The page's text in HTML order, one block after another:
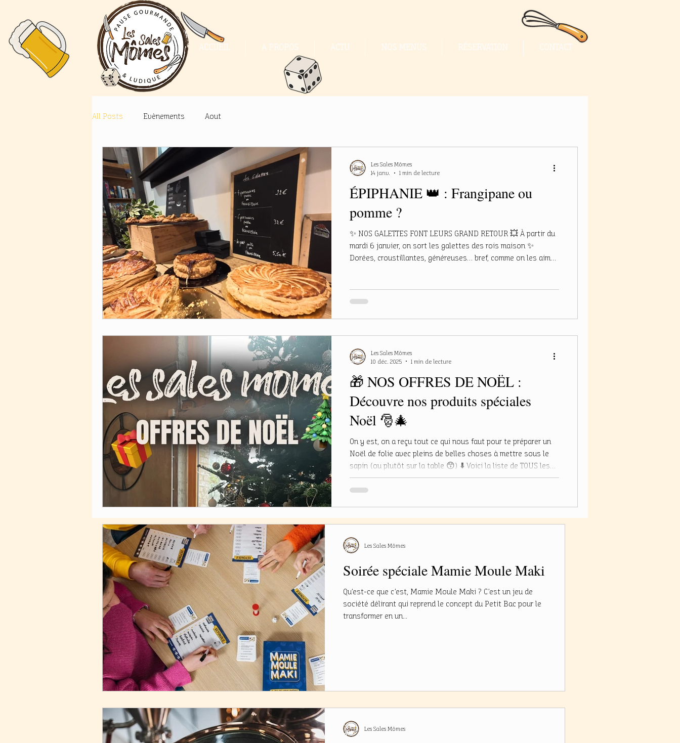
ACCUEIL A PROPOS ACTU NOS MENUS RÉSERVATION CONTACT
All Posts Evènements Aout
ÉPIPHANIE 👑 : Frangipane ou
pomme ?
✨ NOS GALETTES FONT LEURS GRAND RETOUR 💥 À partir du
mardi 6 janvier, on sort les galettes des rois maison ✨
Dorées, croustillantes, généreuses… bref, comme on les aime.
5,50€ une part de la galette de ton choix La fève, ça se fête
alors si tu la trouves, on t’offre un verre au choix, de Ci
Les Sales Mômes
14 janv.
1 min de lecture
🎁 NOS OFFRES DE NOËL :
Découvre nos produits spéciales
Noël 🎅🎄
On y est, on a reçu tout ce qui nous faut pour te préparer un
Noël de folie avec pleins de belles choses à mettre sous le
sapin (ou plutôt sur la table 😙) ⬇️ Voici la liste de TOUS les
produits que tu pourras retrouver chez nous ⬇️ - Coffret
cadeau : avec plusieurs produits géniaux comme de la pâte à
bûches pour connaître les goûts). - Biscuits en kit
Les Sales Mômes
10 déc. 2025
1 min de lecture
Soirée spéciale Mamie Moule Maki
Qu’est-ce que c’est, Mamie Moule Maki ? C’est un jeu de
société délirant qui reprend le concept du Petit Bac pour le
transformer en un...
Les Sales Mômes
Les Sales Mômes